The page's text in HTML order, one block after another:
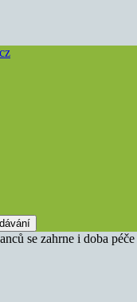
se zahrne i doba